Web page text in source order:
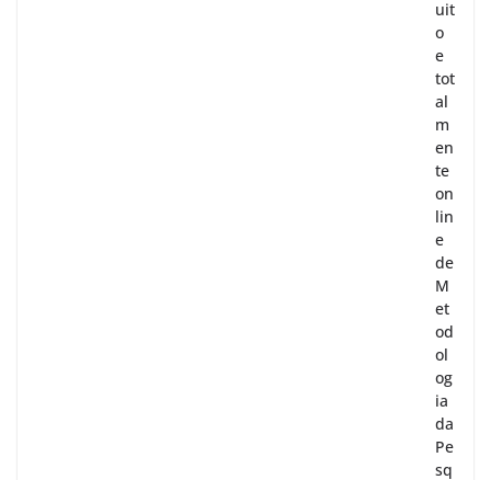
uit
o
e
tot
al
m
en
te
on
lin
e
de
M
et
od
ol
og
ia
da
Pe
sq